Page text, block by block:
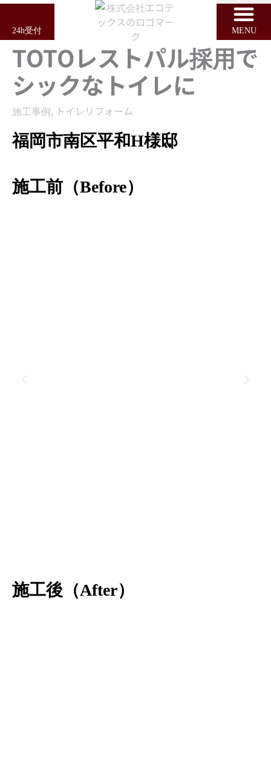
内
24h受付 MENU
TOTOレストパル採用で
シックなトイレに
施工事例, トイレリフォーム
福岡市南区平和H様邸
施工前（Before）
施工後（After）